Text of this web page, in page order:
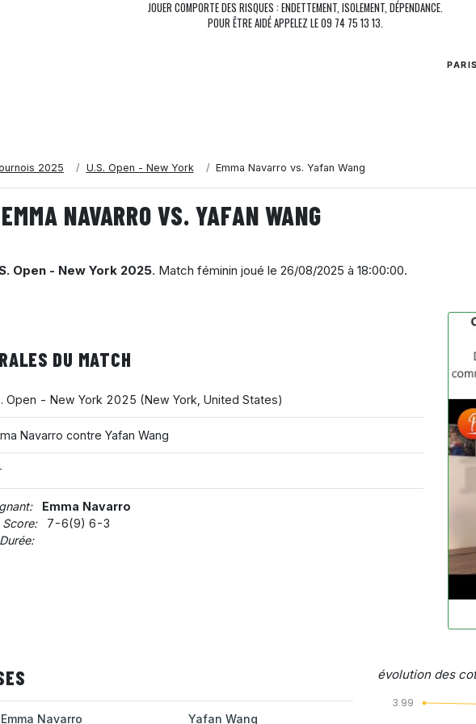
JOUER COMPORTE DES RISQUES : ENDETTEMENT, ISOLEMENT, DÉPENDANCE.
POUR ÊTRE AIDÉ APPELEZ LE 09 74 75 13 13.
2025 U.S. Open - New York Emma Navarro vs. Yafan Wang
NAVARRO VS. YAFAN WANG
Open - New York 2025. Match féminin joué le 26/08/2025 à 18:00:00.
DU MATCH
Open - New York 2025 (New York United States)
Navarro contre Yafan Wang
Emma Navarro
7-6(9) 6-3
Emma Navarro Yafan Wang
évolution des
3.99